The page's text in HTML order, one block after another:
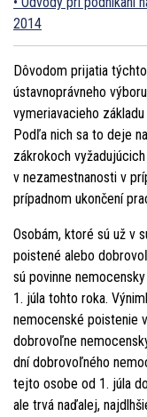
2014
Dôvodom prijatia
ústavnoprávneho
vymeriavacieho
Podľa nich sa to deje
zákrokoch
v nezamestnanosti v
prípadnom ukončení
Osobám, ktoré sú už v
poistené alebo
sú povinne
1. júla tohto roka.
nemocenské poistenie
dobrovoľne
dní dobrovoľného
tejto osobe od 1. júla
ale trvá naďalej,